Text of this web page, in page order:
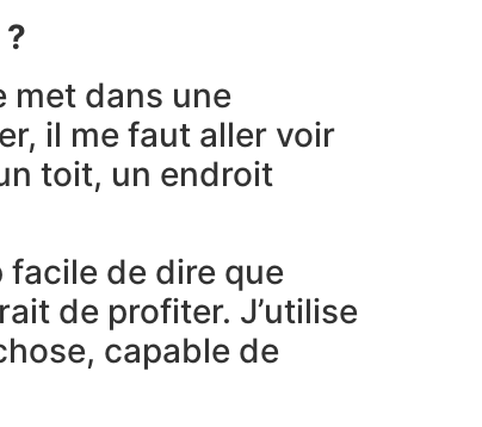
met dans une
il me faut aller voir
toit, un endroit
de dire que
de profiter. J’utilise
capable de